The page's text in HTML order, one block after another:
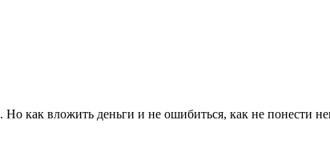
Но как вложить деньги и не ошибиться, как не понести